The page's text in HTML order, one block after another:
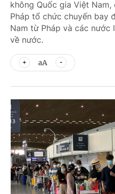
không Quốc gia Việt
Pháp tổ chức chuyến bay
Nam từ Pháp và các nước
về nước.
aA